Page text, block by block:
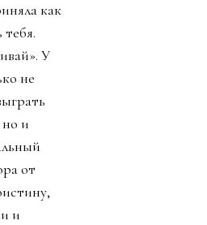
как
У
не
и
от
и